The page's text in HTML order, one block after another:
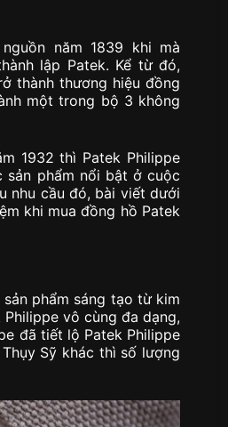
năm 1839 khi mà
lập Patek. Kể từ đó,
thành thương hiệu đồng
một trong bộ 3 không
1932 thì Patek Philippe
phẩm nổi bật ở cuộc
nhu cầu đó, bài viết dưới
khi mua đồng hồ Patek
phẩm sáng tạo từ kim
vô cùng đa dạng,
đã tiết lộ Patek Philippe
Sỹ khác thì số lượng